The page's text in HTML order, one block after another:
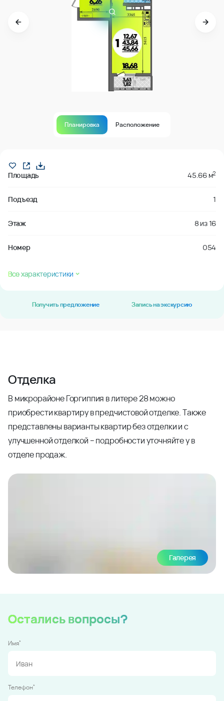
Планировка Расположение
Площадь 45.66 м2
Подъезд 1
Этаж 8 из16
Номер 054
Все характеристики
Получить предложение Запись на экскурсию
Отделка
В микрорайоне Горгиппия в литере 28 можно
приобрести квартиру в предчистовой отделке. Также
представлены варианты квартир без отделки и с
улучшенной отделкой – подробности уточняйте у в
отделе продаж.
Галерея
Остались вопросы?
Имя*
Телефон*